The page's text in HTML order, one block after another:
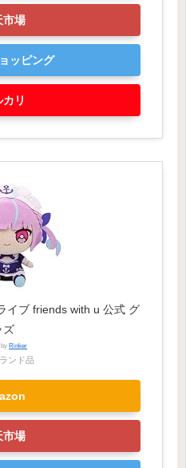
市場
ッピング
カリ
イブ friends with u 公式 グ
ズ
Rinker
ンド品
市場